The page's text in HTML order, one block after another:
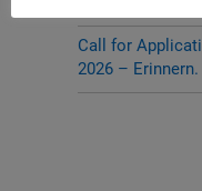
Call for
2026 –